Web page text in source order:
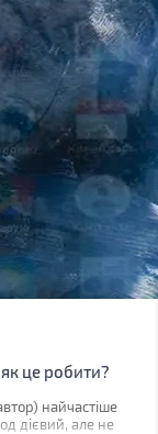
це робити?
найчастіше
дієвий, але не